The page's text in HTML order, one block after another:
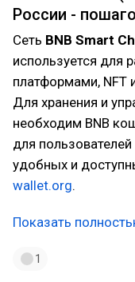
России -
Сеть BNB Smart
используется для
платформами, NFT
Для хранения и
необходим BNB
для
удобных и
wallet.org.
Показать
1